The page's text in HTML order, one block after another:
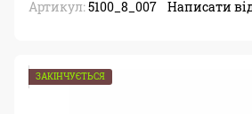
Артикул:5100_8_007 Написати
ЗАКІНЧУЄТЬСЯ